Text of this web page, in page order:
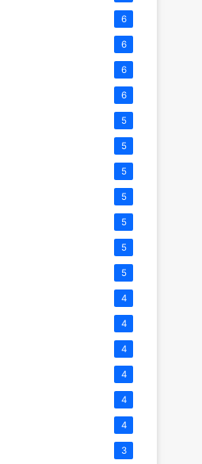
6
6
6
6
5
5
5
5
5
5
5
4
4
4
4
4
4
3